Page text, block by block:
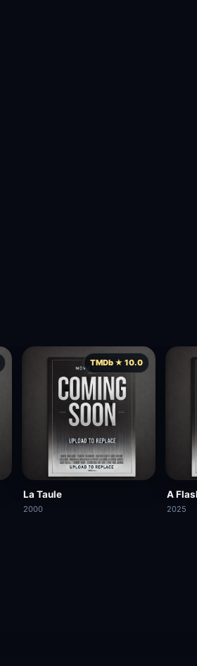
TMDb ★ 10.0
La Taule
2000
A
2025